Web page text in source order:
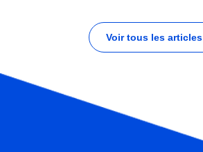
Voir tous les articles